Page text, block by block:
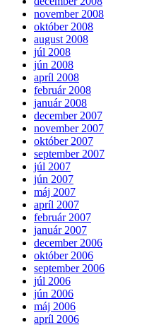
november 2008
október 2008
august 2008
júl 2008
jún 2008
apríl 2008
február 2008
január 2008
december 2007
november 2007
október 2007
september 2007
júl 2007
jún 2007
máj 2007
apríl 2007
február 2007
január 2007
december 2006
október 2006
september 2006
júl 2006
jún 2006
máj 2006
apríl 2006